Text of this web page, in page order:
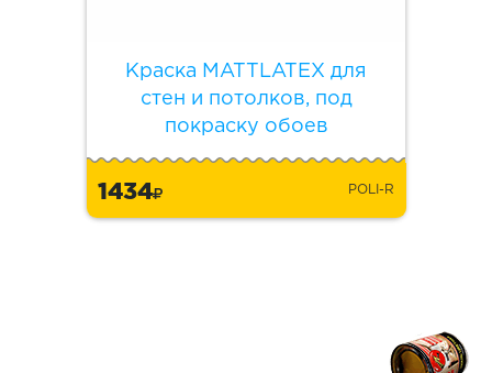
Краска MATTLATEX для
стен и потолков, под
покраску обоев
1434 POLI-R